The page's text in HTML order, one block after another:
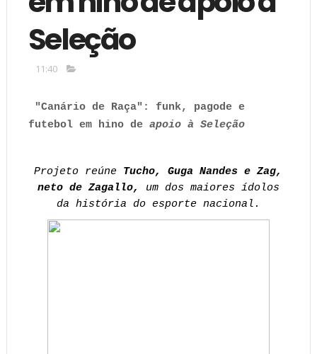
Seleção
11:40
"Canário de Raça": funk, pagode e
futebol em hino de apoio à Seleção
Projeto reúne Tucho, Guga Nandes e Zag,
neto de Zagallo, um dos maiores ídolos
da história do esporte nacional.